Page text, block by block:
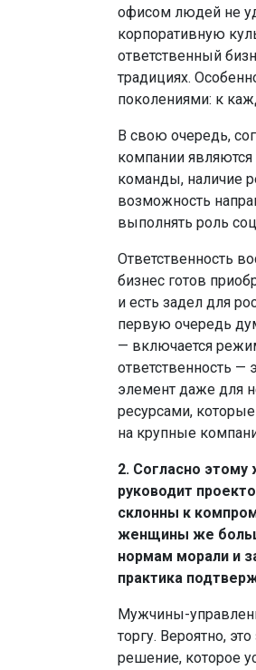
офисом людей не
корпоративную
ответственный
традициях.
поколениями: к
В свою очередь,
компании являются
команды, наличие
возможность
выполнять роль
Ответственность
бизнес готов
и есть задел для
первую очередь
— включается
ответственность —
элемент даже для
ресурсами,
на крупные
2. Согласно этому
руководит
склонны к
женщины же
нормам морали и
практика
Мужчины-
торгу. Вероятно,
решение, которое